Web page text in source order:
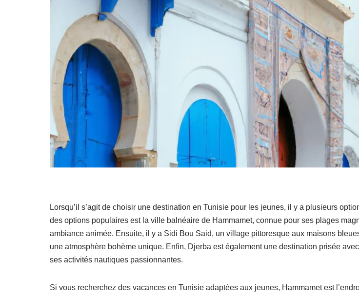
Lorsqu’il s’agit de choisir une destination en Tunisie pour les jeunes, il y a plusieurs
des options populaires est la ville balnéaire de Hammamet, connue pour ses plages
ambiance animée. Ensuite, il y a Sidi Bou Said, un village pittoresque aux maisons
une atmosphère bohème unique. Enfin, Djerba est également une destination prisée
ses activités nautiques passionnantes.
Si vous recherchez des vacances en Tunisie adaptées aux jeunes, Hammamet est